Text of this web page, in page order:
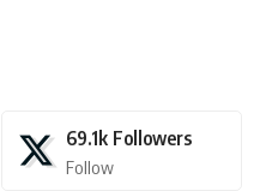
69.1k Followers
Follow